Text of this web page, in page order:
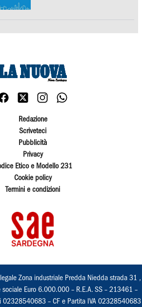
Redazione
Scriveteci
Pubblicità
Privacy
Etico e Modello 231
Cookie policy
Termini e condizioni
Zona industriale Predda Niedda strada 31 ,
Euro 6.000.000 – R.E.A. SS – 213461 –
02328540683 – CF e Partita IVA 02328540683